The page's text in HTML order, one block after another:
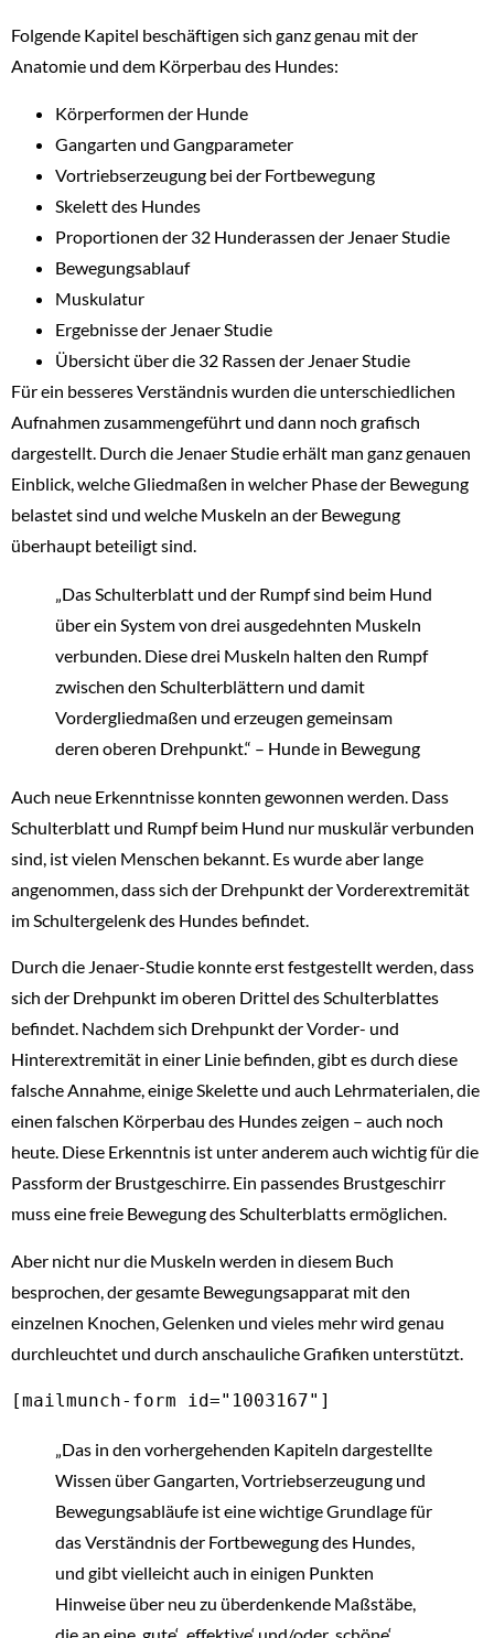
Folgende Kapitel beschäftigen sich ganz genau mit der
Anatomie und dem Körperbau des Hundes:
Körperformen der Hunde
Gangarten und Gangparameter
Vortriebserzeugung bei der Fortbewegung
Skelett des Hundes
Proportionen der 32 Hunderassen der Jenaer Studie
Bewegungsablauf
Muskulatur
Ergebnisse der Jenaer Studie
Übersicht über die 32 Rassen der Jenaer Studie
Für ein besseres Verständnis wurden die unterschiedlichen
Aufnahmen zusammengeführt und dann noch grafisch
dargestellt. Durch die Jenaer Studie erhält man ganz genauen
Einblick, welche Gliedmaßen in welcher Phase der Bewegung
belastet sind und welche Muskeln an der Bewegung
überhaupt beteiligt sind.
„Das Schulterblatt und der Rumpf sind beim Hund
über ein System von drei ausgedehnten Muskeln
verbunden. Diese drei Muskeln halten den Rumpf
zwischen den Schulterblättern und damit
Vordergliedmaßen und erzeugen gemeinsam
deren oberen Drehpunkt.“ – Hunde in Bewegung
Auch neue Erkenntnisse konnten gewonnen werden. Dass
Schulterblatt und Rumpf beim Hund nur muskulär verbunden
sind, ist vielen Menschen bekannt. Es wurde aber lange
angenommen, dass sich der Drehpunkt der Vorderextremität
im Schultergelenk des Hundes befindet.
Durch die Jenaer-Studie konnte erst festgestellt werden, dass
sich der Drehpunkt im oberen Drittel des Schulterblattes
befindet. Nachdem sich Drehpunkt der Vorder- und
Hinterextremität in einer Linie befinden, gibt es durch diese
falsche Annahme, einige Skelette und auch Lehrmaterialen, die
einen falschen Körperbau des Hundes zeigen – auch noch
heute. Diese Erkenntnis ist unter anderem auch wichtig für die
Passform der Brustgeschirre. Ein passendes Brustgeschirr
muss eine freie Bewegung des Schulterblatts ermöglichen.
Aber nicht nur die Muskeln werden in diesem Buch
besprochen, der gesamte Bewegungsapparat mit den
einzelnen Knochen, Gelenken und vieles mehr wird genau
durchleuchtet und durch anschauliche Grafiken unterstützt.
[mailmunch-form id="1003167"]
„Das in den vorhergehenden Kapiteln dargestellte
Wissen über Gangarten, Vortriebserzeugung und
Bewegungsabläufe ist eine wichtige Grundlage für
das Verständnis der Fortbewegung des Hundes,
und gibt vielleicht auch in einigen Punkten
Hinweise über neu zu überdenkende Maßstäbe,